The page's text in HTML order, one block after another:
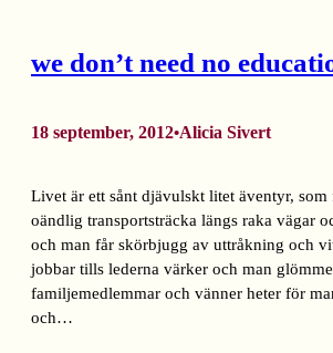
we don’t need no
18 september, 2012•Alicia Sivert
Livet är ett sånt djävulskt litet äventyr, som
oändlig transportsträcka längs raka vägar
och man får skörbjugg av uttråkning och
jobbar tills lederna värker och man
familjemedlemmar och vänner heter för
och…